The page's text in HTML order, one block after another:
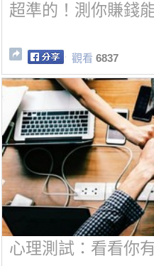
超準的！測你賺錢
觀看 6837
心理測試：看看你